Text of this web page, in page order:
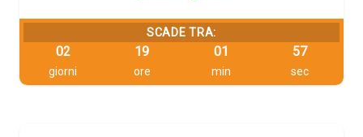
SCADE TRA:
02
giorni
19
ore
01
min
56
sec